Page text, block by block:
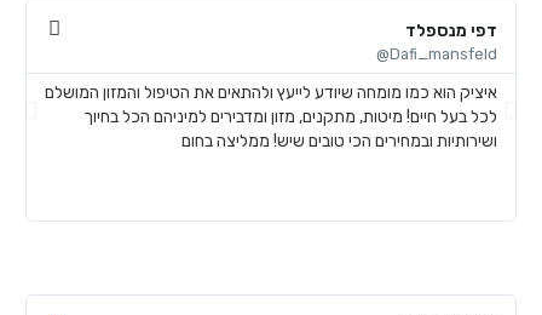
דפי מנספלד
Dafi_mansfeld@
איציק הוא כמו מומחה שיודע לייעץ ולהתאים את הטיפול והמזון המושלם
לכל בעל חיים! מיטות, מתקנים, מזון ומדבירים למיניהם הכל בחיוך
ושירותיות ובמחירים הכי טובים שיש! ממליצה בחום